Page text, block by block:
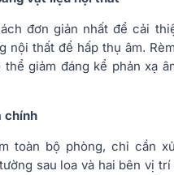
đơn giản nhất để cải
nội thất để hấp thụ âm.
giảm đáng kể phản xạ
chính
toàn bộ phòng, chỉ cần
sau loa và hai bên vị